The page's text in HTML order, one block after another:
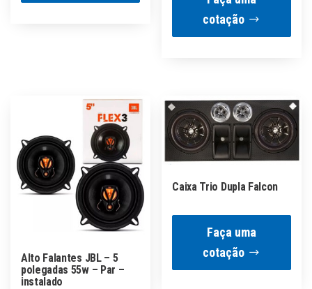
cotação
Alto Falantes JBL – 5
polegadas 55w – Par –
instalado
Caixa Trio Dupla Falcon
Faça uma
cotação